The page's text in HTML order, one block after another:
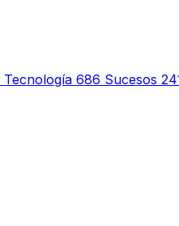
Tecnología 686 Sucesos